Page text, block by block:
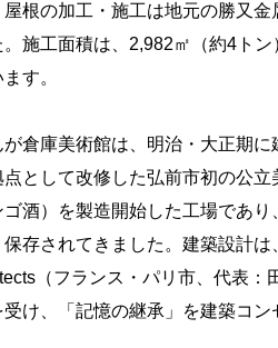
根の加工・施工は地元の勝又
。施工面積は、2,982㎡（約4ト
す。
倉庫美術館は、明治・大正期に
として改修した弘前市初の公
ゴ酒）を製造開始した工場であ
存されてきました。建築設計
（フランス・パリ市、代表
け、「記憶の継承」を建築コン